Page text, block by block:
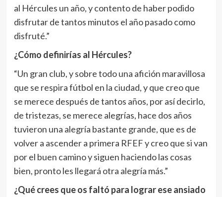
al Hércules un año, y contento de haber podido
disfrutar de tantos minutos el año pasado como
disfruté.”
¿Cómo definirías al Hércules?
“Un gran club, y sobre todo una afición maravillosa
que se respira fútbol en la ciudad, y que creo que
se merece después de tantos años, por así decirlo,
de tristezas, se merece alegrías, hace dos años
tuvieron una alegría bastante grande, que es de
volver a ascender a primera RFEF y creo que si van
por el buen camino y siguen haciendo las cosas
bien, pronto les llegará otra alegría más.”
¿Qué crees que os faltó para lograr ese ansiado